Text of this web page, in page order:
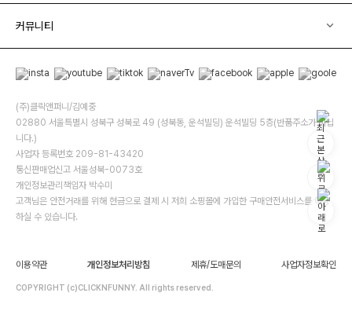
커뮤니티
(주)클릭앤퍼니/김예중
02880 서울특별시 성북구 성북로 49 (성북동, 운석빌딩) 운석빌딩 5층(반품주소가 아닙
니다.)
사업자 등록번호 209-81-43420
통신판매업신고 서울성북-0073호
개인정보관리책임자 박수미
고객님은 안전거래를 위해 현금으로 결제 시 저희 소핑몰에 가입한 구매안전서비스를 이용
하실 수 있습니다.
이용약관 개인정보처리방침 제휴/도매문의 사업자정보확인
COPYRIGHT (c)CLICKNFUNNY. All rights reserved.